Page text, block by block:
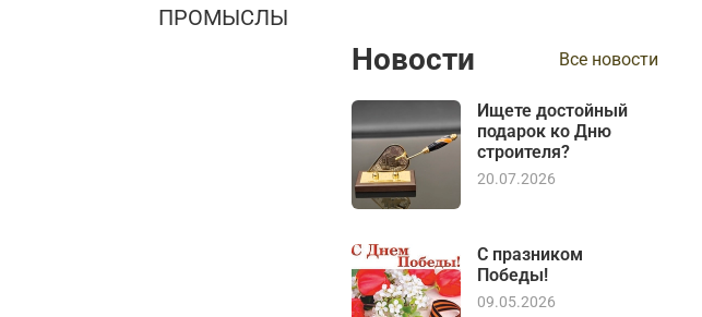
ПРОМЫСЛЫ
Новости Все новости
Ищете достойный
подарок ко Дню
строителя?
20.07.2026
С празником
Победы!
09.05.2026